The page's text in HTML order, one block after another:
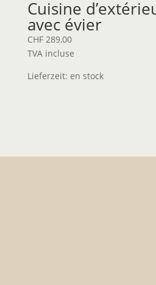
Cuisine
avec évier
CHF289,00
TVA incluse
Lieferzeit: en stock